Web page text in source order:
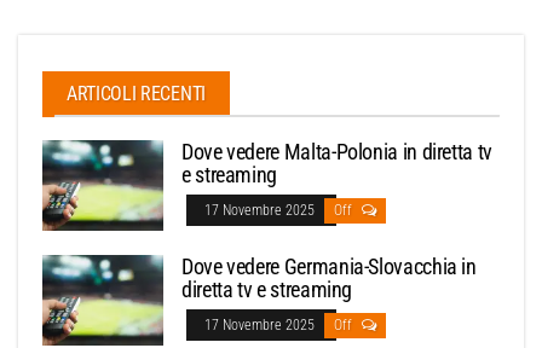
ARTICOLI RECENTI
Dove vedere Malta-Polonia in diretta tv
e streaming
17 Novembre 2025 Off
Dove vedere Germania-Slovacchia in
diretta tv e streaming
17 Novembre 2025 Off